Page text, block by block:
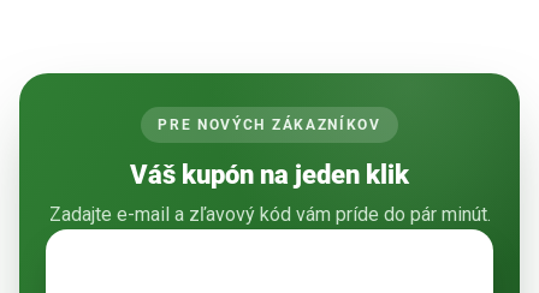
d
a
c
e
p
r
PRE NOVÝCH ZÁKAZNÍKOV
Váš kupón na jeden klik
Zadajte e-mail a zľavový kód vám príde do pár minút.